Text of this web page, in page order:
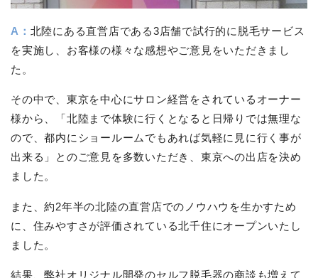
A： 北陸にある直営店である3店舗で試行的に脱毛サービス
を実施し、お客様の様々な感想やご意見をいただきまし
た。
その中で、東京を中心にサロン経営をされているオーナー
様から、「北陸まで体験に行くとなると日帰りでは無理な
ので、都内にショールームでもあれば気軽に見に行く事が
出来る」とのご意見を多数いただき、東京への出店を決め
ました。
また、約2年半の北陸の直営店でのノウハウを生かすため
に、住みやすさが評価されている北千住にオープンいたし
ました。
結果、弊社オリジナル開発のセルフ脱毛器の商談も増えて